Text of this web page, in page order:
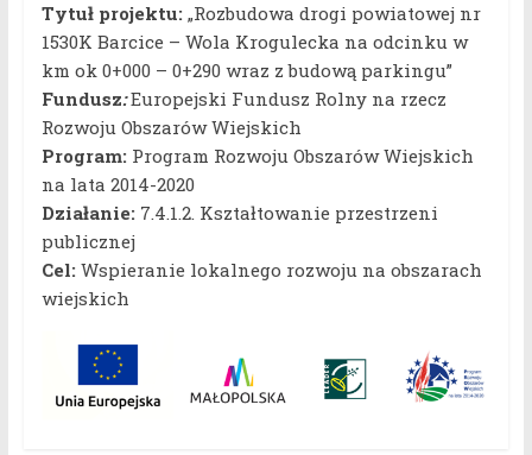
Tytuł projektu: „Rozbudowa drogi powiatowej nr
1530K Barcice – Wola Krogulecka na odcinku w
km ok 0+000 – 0+290 wraz z budową parkingu”
Fundusz:Europejski Fundusz Rolny na rzecz
Rozwoju Obszarów Wiejskich
Program: Program Rozwoju Obszarów Wiejskich
na lata 2014-2020
Działanie: 7.4.1.2. Kształtowanie przestrzeni
publicznej
Cel: Wspieranie lokalnego rozwoju na obszarach
wiejskich